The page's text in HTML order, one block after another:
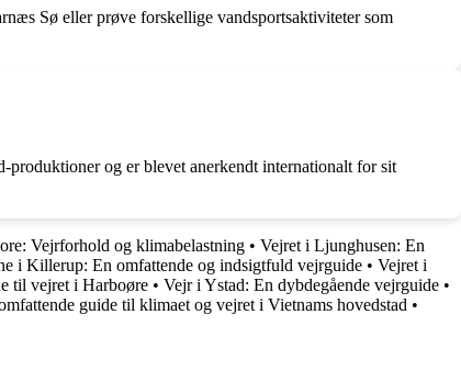
Sø eller prøve forskellige vandsportsaktiviteter som
og er blevet anerkendt internationalt for sit
Vejrforhold og klimabelastning • Vejret i Ljunghusen: En
i Killerup: En omfattende og indsigtfuld vejrguide • Vejret i
til vejret i Harboøre • Vejr i Ystad: En dybdegående vejrguide •
guide til klimaet og vejret i Vietnams hovedstad •